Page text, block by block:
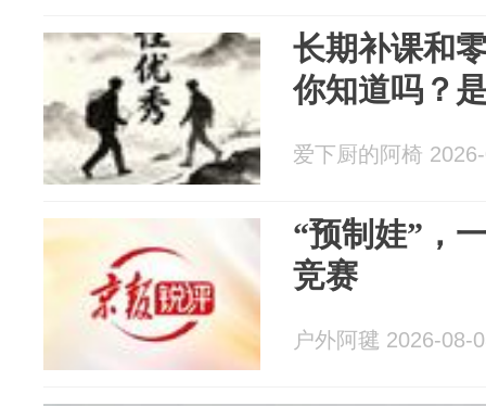
长期补课和
你知道吗？
爱下厨的阿椅
“预制娃”，
竞赛
户外阿毽 2026-08-